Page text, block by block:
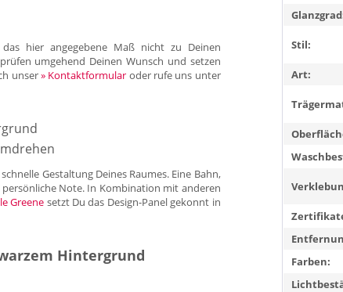
Stil:
Art:
Farben:
hier angegebene Maß nicht zu Deinen
umgehend Deinen Wunsch und setzen
unser» Kontaktformular oder rufe uns unter
Gestaltung Deines Raumes. Eine Bahn,
Note. In Kombination mit anderen
Greene setzt Du das Design-Panel gekonnt in
Hintergrund